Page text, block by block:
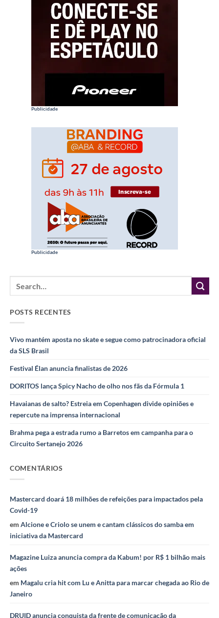
Publicidade
Publicidade
POSTS RECENTES
Vivo mantém aposta no skate e segue como patrocinadora oficial
da SLS Brasil
Festival Élan anuncia finalistas de 2026
DORITOS lança Spicy Nacho de olho nos fãs da Fórmula 1
Havaianas de salto? Estreia em Copenhagen divide opiniões e
repercute na imprensa internacional
Brahma pega a estrada rumo a Barretos em campanha para o
Circuito Sertanejo 2026
COMENTÁRIOS
Mastercard doará 18 milhões de refeições para impactados pela
Covid-19
em Alcione e Criolo se unem e cantam clássicos do samba em
iniciativa da Mastercard
Magazine Luiza anuncia compra da Kabum! por R$ 1 bilhão mais
ações
em Magalu cria hit com Lu e Anitta para marcar chegada ao Rio de
Janeiro
DRUID anuncia conquista da frente de comunicação da